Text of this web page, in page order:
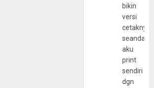
bikin
versi
cetaknya
aku
print
sendiri
dgn